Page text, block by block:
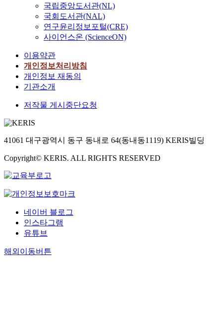
국립중앙도서관(NL)
국회도서관(NAL)
연구윤리정보포털(CRE)
사이언스온 (ScienceON)
이용약관
개인정보처리방침
개인정보 재동의
기관소개
저작물 게시중단요청
41061 대구광역시 동구 동내로 64(동내동1119) KERIS빌딩
Copyright© KERIS. ALL RIGHTS RESERVED
네이버 블로그
인스타그램
유튜브
해외이동버튼